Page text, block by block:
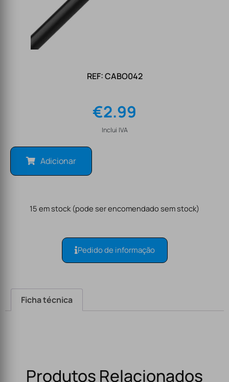
REF: CABO042
€2.99
Inclui IVA
Adicionar
15 em stock (pode ser encomendado sem stock)
Pedido de informação
Ficha técnica
Produtos Relacionados